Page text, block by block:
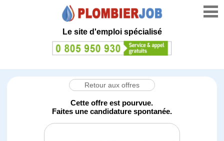
Le site d'emploi spécialisé
Retour aux offres
Cette offre est pourvue.
Faites une candidature spontanée.